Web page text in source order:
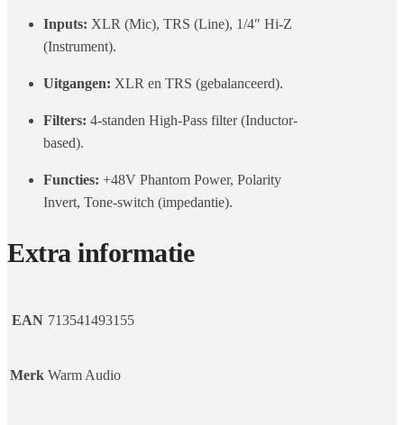
Inputs: XLR (Mic), TRS (Line), 1/4″ Hi-Z
(Instrument).
Uitgangen: XLR en TRS (gebalanceerd).
Filters: 4-standen High-Pass filter (Inductor-
based).
Functies: +48V Phantom Power, Polarity
Invert, Tone-switch (impedantie).
Extra informatie
EAN 713541493155
Merk Warm Audio